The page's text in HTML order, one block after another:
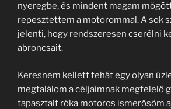
nyeregbe, és mindent magam
repesztettem a motorommal. A sok
jelenti, hogy rendszeresen cserélni
abroncsait.
Keresnem kellett tehát egy olyan
megtalálom a céljaimnak megfelelő
tapasztalt róka motoros ismerősöm